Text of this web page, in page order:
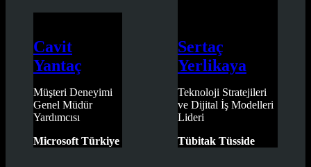
Cavit
Yantaç
Müşteri Deneyimi
Genel Müdür
Yardımcısı
Microsoft Türkiye
Sertaç
Yerlikaya
Teknoloji Stratejileri
ve Dijital İş Modelleri
Lideri
Tübitak Tüsside